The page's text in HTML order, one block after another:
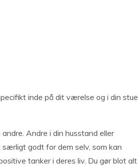
inde på dit værelse og i din stue
Andre i din husstand eller
godt for dem selv, som kan
tanker i deres liv. Du gør blot alt